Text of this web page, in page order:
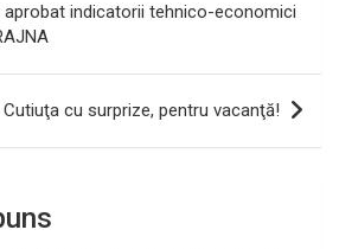
aprobat indicatorii tehnico-economici
Cutiuţa cu surprize, pentru vacanţă!